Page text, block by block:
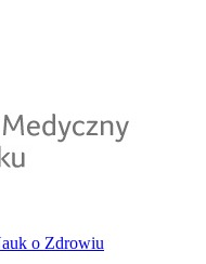
o Zdrowiu